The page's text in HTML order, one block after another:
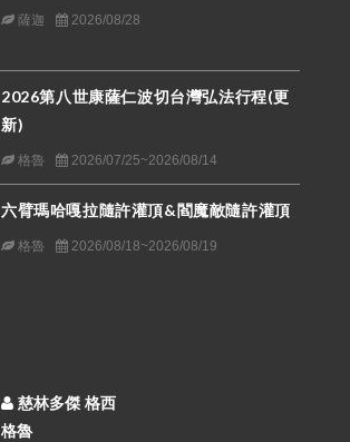
薩迦 2026/08/28
2026第八世康薩仁波切台灣弘法行程(更
新)
格魯 2026/07/25~2026/08/14
六臂瑪哈嘎拉隨許灌頂&閻魔敵隨許灌頂
格魯 2026/08/18~2026/08/19
慈林多傑 格西
格魯